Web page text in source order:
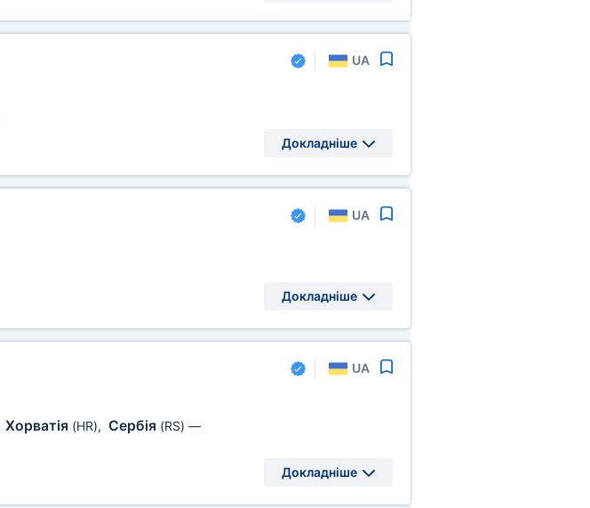
UA
Докладніше
UA
Докладніше
UA
Хорватія (HR), Сербія (RS) —
Докладніше